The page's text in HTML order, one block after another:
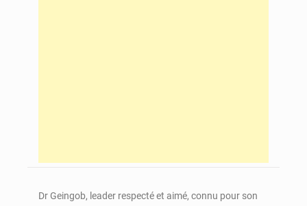
Dr Geingob, leader respecté et aimé, connu pour son